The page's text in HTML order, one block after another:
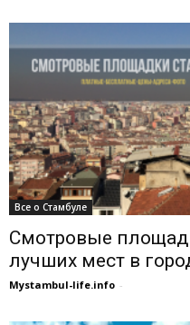
Все о Стамбуле
Смотровые
лучших мест в
Mystambul-life.info -